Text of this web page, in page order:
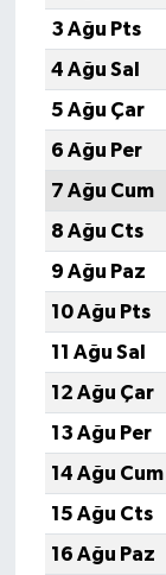
3 Ağu Pts
4 Ağu Sal
5 Ağu Çar
6 Ağu Per
7 Ağu Cum
8 Ağu Cts
9 Ağu Paz
10 Ağu Pts
11 Ağu Sal
12 Ağu Çar
13 Ağu Per
14 Ağu Cum
15 Ağu Cts
16 Ağu Paz